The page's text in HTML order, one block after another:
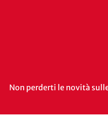
Non perderti le novità